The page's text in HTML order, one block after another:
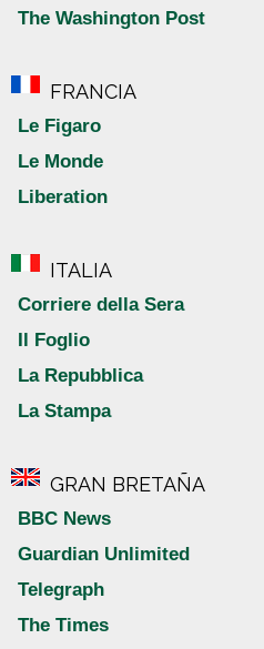
The Washington Post
FRANCIA
Le Figaro
Le Monde
Liberation
ITALIA
Corriere della Sera
Il Foglio
La Repubblica
La Stampa
GRAN BRETAÑA
BBC News
Guardian Unlimited
Telegraph
The Times